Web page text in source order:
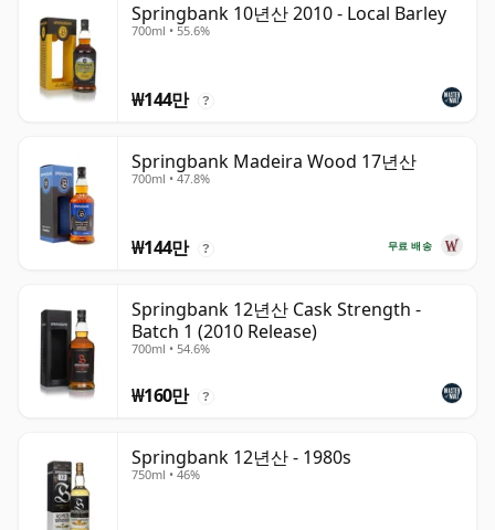
Springbank 10년산 2010 - Local Barley
700ml • 55.6%
₩144만 ?
Springbank Madeira Wood 17년산
700ml • 47.8%
무료 배송
₩144만 ?
Springbank 12년산 Cask Strength -
Batch 1 (2010 Release)
700ml • 54.6%
₩160만 ?
Springbank 12년산 - 1980s
750ml • 46%